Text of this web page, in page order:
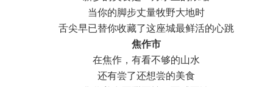
当你的脚步丈量牧野大地时
舌尖早已替你收藏了这座城最鲜活的心跳
焦作市
在焦作，有看不够的山水
还有尝了还想尝的美食